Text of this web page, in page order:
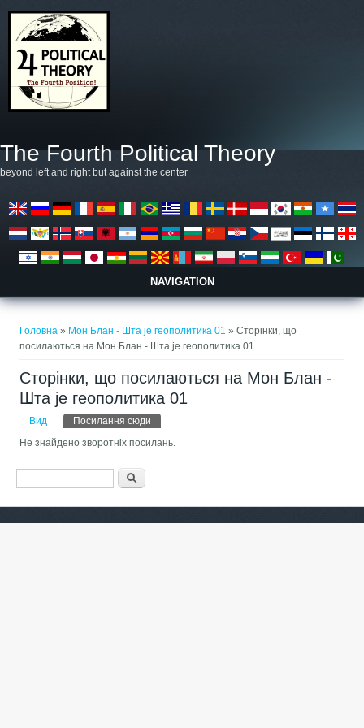
The Fourth Political Theory
beyond left and right but against the center
NAVIGATION
Головна » Мон Блан - Шта је геополитика 01 » Сторінки, що
посилаються на Мон Блан - Шта је геополитика 01
Сторінки, що посилаються на Мон Блан -
Шта је геополитика 01
Первинні вкладки
Вид Посилання сюди
Не знайдено зворотніх посилань.
Пошукова форма